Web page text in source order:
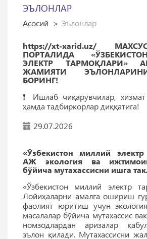
ЭЪЛОНЛАР
Асосий Эълонлар
https://xt-xarid.uz/
ПОРТАЛИДА
ЭЛЕКТР ТАРМОҚЛАРИ»
ЖАМИЯТИ
БОРИНГ!
❗️ Ишлаб чиқарувчилар, хизмат
ҳамда тадбиркорлар диққатига!
29.07.2026
«Ўзбекистон миллий
АЖ экология ва
бўйича мутахассисни ишга
«Ўзбекистон миллий электр
Лойиҳаларни амалга ошириш
фаолият юритиш учун
масалалар бўйича мутахассис
номзодлардан аризалар
эълон қилади. Мутахассисни